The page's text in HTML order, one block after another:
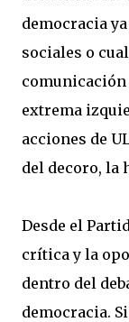
democracia
sociales o
extrema
acciones de
del decoro, la
Desde el
crítica y la
dentro del
democracia.